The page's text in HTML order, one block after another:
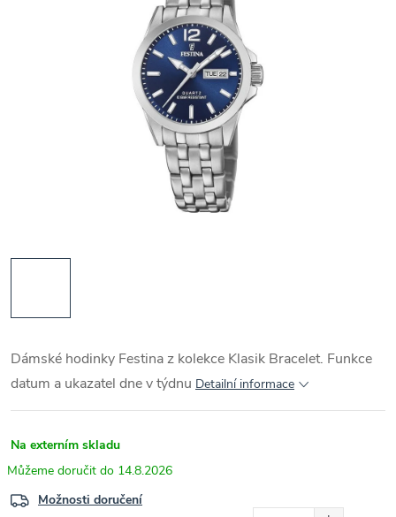
Dámské hodinky Festina z kolekce Klasik Bracelet. Funkce
datum a ukazatel dne v týdnu Detailní informace
Na externím skladu
14.8.2026
Možnosti doručení